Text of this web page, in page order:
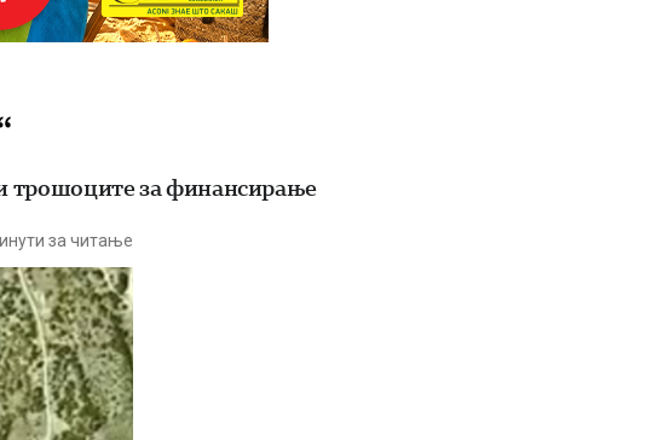
трошоците за финансирање
за читање